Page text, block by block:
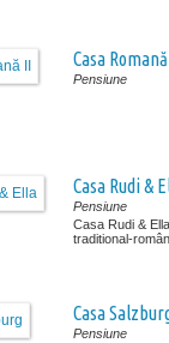
Casa
Pensiune
Casa Rudi &
Pensiune
Casa Rudi &
traditional-
Casa
Pensiune